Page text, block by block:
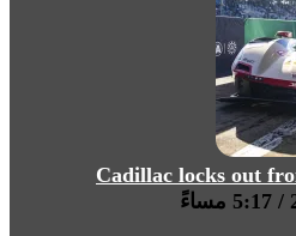
Cadillac locks out